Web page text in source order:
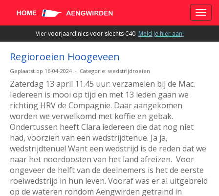
Vier voorjaarclinics voor slechts €40 Meld je hier aan!
Regioroeien Hoogeveen
Geplaatst op 16-04-2024 - Categorie: wedstrijdroeien
Zaterdag 13 april 11.45 uur: verzamelen bij de Mac.
Iedereen is mooi op tijd en met 13 leden gaan we
richting HRV de Compagnie. Daar aangekomen
worden we verwelkomd met koffie en gebak.
Ondertussen heeft Clara iedereen die dat nog niet
had, voorzien van een wedstrijdtenue. Ja ja,
wedstrijdtenue! Want een wedstrijd is de reden dat we
naar het noordoosten van het land afreizen. Voor
ongeveer de helft van de deelnemers is het de eerste
roeiwedstrijd in hun leven. Vooraf was er al uitgebreid
op de wateren rondom Aengwirden getraind in